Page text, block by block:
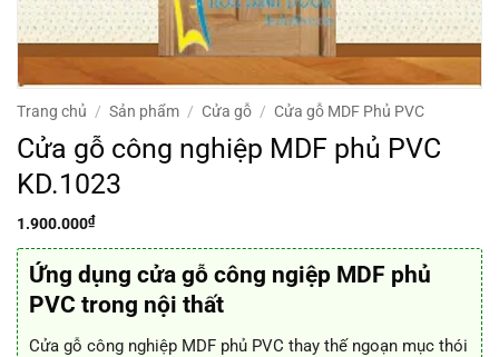
Trang chủ / Sản phẩm / Cửa gỗ / Cửa gỗ MDF Phủ PVC
Cửa gỗ công nghiệp MDF phủ PVC
KD.1023
1.900.000₫
Ứng dụng cửa gỗ công ngiệp MDF phủ
PVC trong nội thất
Cửa gỗ công nghiệp MDF phủ PVC thay thế ngoạn mục thói